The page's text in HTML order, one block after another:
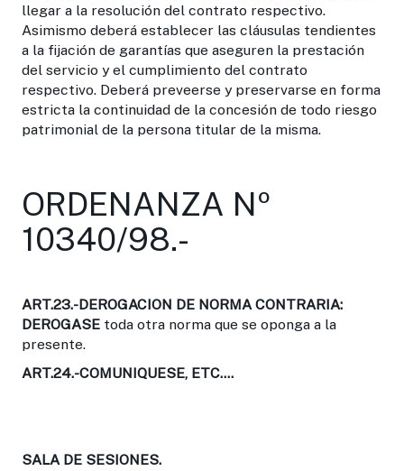
llegar a la resolución del contrato respectivo.
Asimismo deberá establecer las cláusulas tendientes
a la fijación de garantías que aseguren la prestación
del servicio y el cumplimiento del contrato
respectivo. Deberá preveerse y preservarse en forma
estricta la continuidad de la concesión de todo riesgo
patrimonial de la persona titular de la misma.
ORDENANZA Nº
10340/98.-
ART.23.-DEROGACION DE NORMA CONTRARIA:
DEROGASE toda otra norma que se oponga a la
presente.
ART.24.-COMUNIQUESE, ETC....
SALA DE SESIONES.